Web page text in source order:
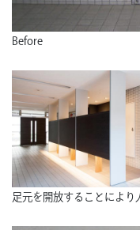
Before
足元を開放することにより